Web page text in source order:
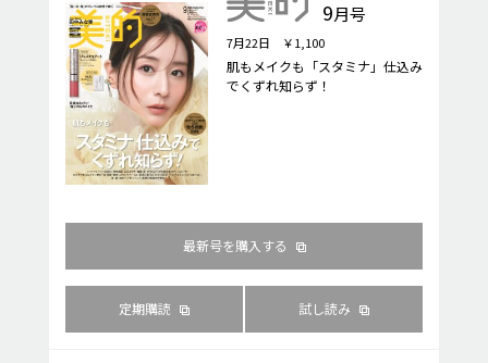
9月号
7月22日 ￥1,100
肌もメイクも「スタミナ」仕込み
でくずれ知らず！
最新号を購入する
定期購読 試し読み